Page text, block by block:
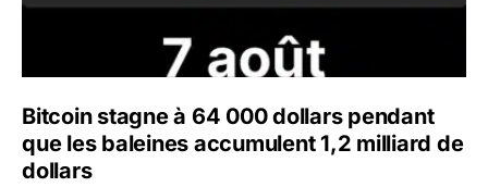
Bitcoin stagne à 64 000 dollars pendant
que les baleines accumulent 1,2 milliard de
dollars